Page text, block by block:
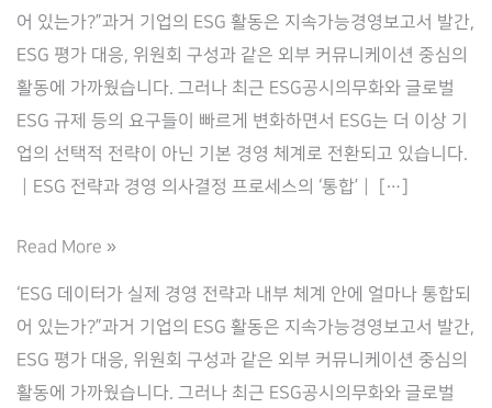
어 있는가?”과거 기업의 ESG 활동은 지속가능경영보고서 발간,
ESG 평가 대응, 위원회 구성과 같은 외부 커뮤니케이션 중심의
활동에 가까웠습니다. 그러나 최근 ESG공시의무화와 글로벌
ESG 규제 등의 요구들이 빠르게 변화하면서 ESG는 더 이상 기
업의 선택적 전략이 아닌 기본 경영 체계로 전환되고 있습니다.
┃ESG 전략과 경영 의사결정 프로세스의 ‘통합’┃ […]
ESG
Read More »
‘ESG 데이터가 실제 경영 전략과 내부 체계 안에 얼마나 통합되
어 있는가?”과거 기업의 ESG 활동은 지속가능경영보고서 발간,
ESG 평가 대응, 위원회 구성과 같은 외부 커뮤니케이션 중심의
활동에 가까웠습니다. 그러나 최근 ESG공시의무화와 글로벌